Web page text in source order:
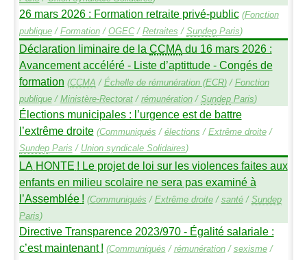
26 mars 2026 : Formation retraite privé-public (Fonction
publique/ Formation/ OGEC/ Retraites / SundepParis)
Déclaration liminaire de la CCMA du 16 mars 2026 :
Avancement accéléré - Liste d’aptittude - Congés de
formation (CCMA / Échelle de rémunération (ECR)/ Fonction
publique/ Ministère-Rectorat/ rémunération/ SundepParis)
Élections municipales : l’urgence est de battre
l’extrême droite (Communiqués / élections / Extrême droite/
SundepParis / Union syndicale Solidaires)
LA HONTE ! Le projet de loi sur les violences faites aux
enfants en milieu scolaire ne sera pas examiné à
l’Assemblée ! (Communiqués / Extrême droite/ santé/ Sundep
Paris)
Directive Transparence 2023/970 - Égalité salariale :
c’est maintenant ! (Communiqués / rémunération/ sexisme/